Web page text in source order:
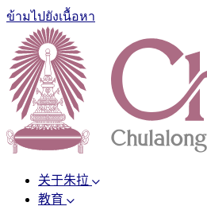
ข้ามไปยังเนื้อหา
关于朱拉
教育